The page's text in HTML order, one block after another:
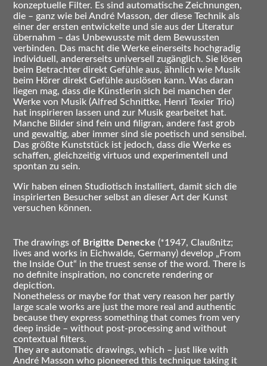
konzeptuelle Filter. Es sind automatische Zeichnungen,
die – ganz wie bei André Masson, der diese Technik als
einer der ersten entwickelte und sie aus der Literatur
übernahm – das Unbewusste mit dem Bewussten
verbinden. Das macht die Werke einerseits hochgradig
individuell, andererseits universell zugänglich. Sie lösen
beim Betrachter direkt Gefühle aus, ähnlich wie Musik
beim Hörer direkt Gefühle auslösen kann. Was daran
liegen mag, dass die Künstlerin sich bei manchen der
Werke von Musik (Alfred Schnittke, Henri Texier Trio)
hat inspirieren lassen und zur Musik gearbeitet hat.
Manche Bilder sind fein und filigran, andere fast grob
und gewaltig, aber immer sind sie poetisch und sensibel.
Das größte Kunststück ist jedoch, dass die Werke es
schaffen, gleichzeitig virtuos und experimentell und
spontan zu sein.
Wir haben einen Studiotisch installiert, damit sich die
inspirierten Besucher selbst an dieser Art der Kunst
versuchen können.
The drawings of Brigitte Denecke (*1947, Claußnitz;
lives and works in Eichwalde, Germany) develop „From
the Inside Out“ in the truest sense of the word. There is
no definite inspiration, no concrete rendering or
depiction.
Nonetheless or maybe for that very reason her partly
large scale works are just the more real and authentic
because they express something that comes from very
deep inside – without post-processing and without
contextual filters.
They are automatic drawings, which – just like with
André Masson who pioneered this technique taking it